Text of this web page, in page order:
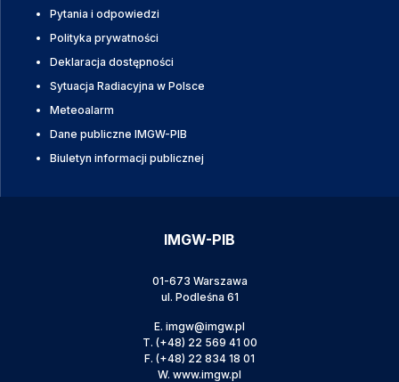
Pytania i odpowiedzi
Polityka prywatności
Deklaracja dostępności
Sytuacja Radiacyjna w Polsce
Meteoalarm
Dane publiczne IMGW-PIB
Biuletyn informacji publicznej
IMGW-PIB
01-673 Warszawa
ul. Podleśna 61
E. imgw@imgw.pl
T. (+48) 22 569 41 00
F. (+48) 22 834 18 01
W. www.imgw.pl